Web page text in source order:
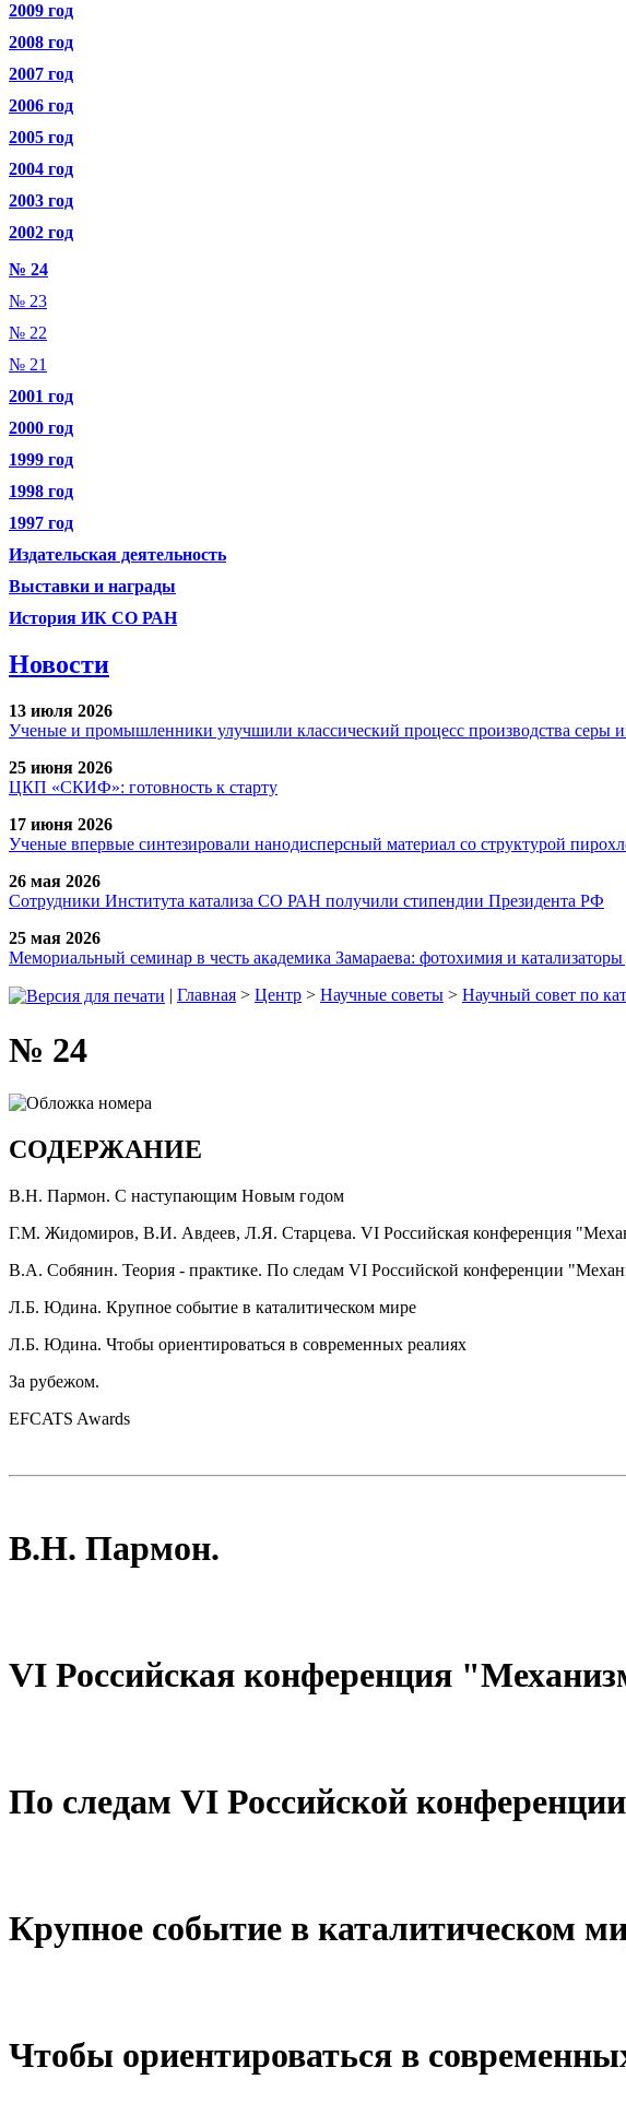
2009 год
2008 год
2007 год
2006 год
2005 год
2004 год
2003 год
2002 год
№ 24
№ 23
№ 22
№ 21
2001 год
2000 год
1999 год
1998 год
1997 год
Издательская деятельность
Выставки и награды
История ИК СО РАН
Новости
13 июля 2026
Ученые и промышленники улучшили классический процесс производства серы
25 июня 2026
ЦКП «СКИФ»: готовность к старту
17 июня 2026
Ученые впервые синтезировали нанодисперсный материал со структурой
26 мая 2026
Сотрудники Института катализа СО РАН получили стипендии Президента РФ
25 мая 2026
Мемориальный семинар в честь академика Замараева: фотохимия и катализаторы
| Главная > Центр > Научные советы > Научный совет по
№ 24
СОДЕРЖАНИЕ
В.Н. Пармон. С наступающим Новым годом
Г.М. Жидомиров, В.И. Авдеев, Л.Я. Старцева. VI Российская конференция
В.А. Собянин. Теория - практике. По следам VI Российской конференции
Л.Б. Юдина. Крупное событие в каталитическом мире
Л.Б. Юдина. Чтобы ориентироваться в современных реалиях
За рубежом.
EFCATS Awards
В.Н. Пармон.
VI Российская конференция
По следам VI Российской
Крупное событие в каталитическом
Чтобы ориентироваться в